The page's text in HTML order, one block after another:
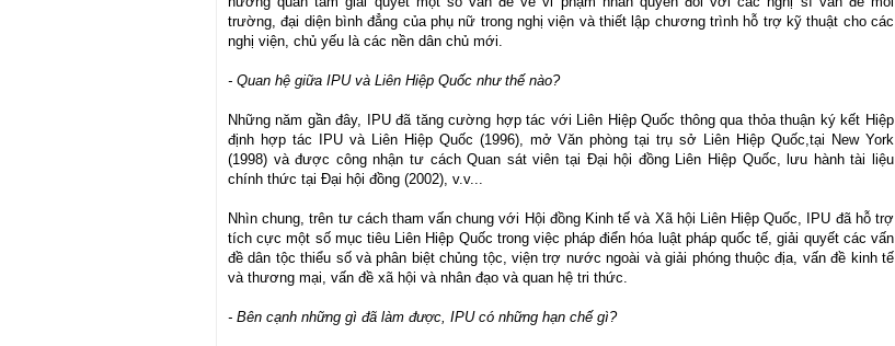
trường, đại diện bình đẳng của phụ nữ trong nghị viện và thiết lập chương trình hỗ trợ kỹ thuật cho các
nghị viện, chủ yếu là các nền dân chủ mới.
- Quan hệ giữa IPU và Liên Hiệp Quốc như thế nào?
Những năm gần đây, IPU đã tăng cường hợp tác với Liên Hiệp Quốc thông qua thỏa thuận ký kết Hiệp
định hợp tác IPU và Liên Hiệp Quốc (1996), mở Văn phòng tại trụ sở Liên Hiệp Quốc,tại New York
(1998) và được công nhận tư cách Quan sát viên tại Đại hội đồng Liên Hiệp Quốc, lưu hành tài liệu
chính thức tại Đại hội đồng (2002), v.v...
Nhìn chung, trên tư cách tham vấn chung với Hội đồng Kinh tế và Xã hội Liên Hiệp Quốc, IPU đã hỗ trợ
tích cực một số mục tiêu Liên Hiệp Quốc trong việc pháp điển hóa luật pháp quốc tế, giải quyết các vấn
đề dân tộc thiểu số và phân biệt chủng tộc, viện trợ nước ngoài và giải phóng thuộc địa, vấn đề kinh tế
và thương mại, vấn đề xã hội và nhân đạo và quan hệ tri thức.
- Bên cạnh những gì đã làm được, IPU có những hạn chế gì?